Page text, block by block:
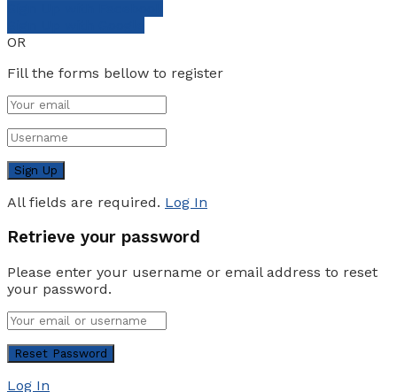
OR
Fill the forms bellow to register
All fields are required. Log In
Retrieve your password
Please enter your username or email address to reset
your password.
Log In